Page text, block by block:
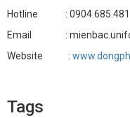
Hotline : 0904.685.481
Email :
Website :
Tags